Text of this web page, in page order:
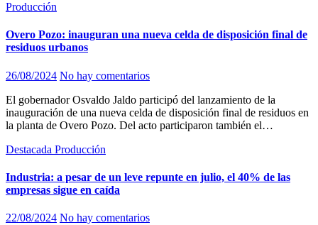
Producción
Overo Pozo: inauguran una nueva celda de disposición final de
residuos urbanos
26/08/2024 No hay comentarios
El gobernador Osvaldo Jaldo participó del lanzamiento de la
inauguración de una nueva celda de disposición final de residuos en
la planta de Overo Pozo. Del acto participaron también el…
Destacada Producción
Industria: a pesar de un leve repunte en julio, el 40% de las
empresas sigue en caída
22/08/2024 No hay comentarios